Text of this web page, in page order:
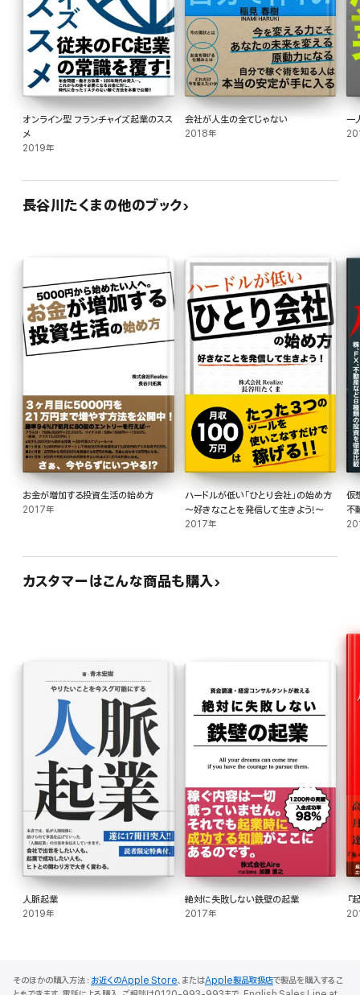
「起業」という選択肢を、
どこか他人事のように感じてしまいます。
僕たちには選択肢があります。
会社勤めをして働くという選択肢の他にも、
起業をして自由に働くという
とはいえ、
「起業したとして成功できるのだろうか」
そんな風に不安を感じるかもしれません。
本書は、会社員として働く毎日に
人生を大きく変えることができる
「起業」と言う選択肢についてお話しします。
起業を成功させるために必要なのは、
スキルや経験だけではありません。
成功することができます。
本書が「起業」という夢を叶えるきっかけになれば幸いです。
【目次】
はじめに
第1章:起業は「できるかどうか」ではなく「やる気次第」。
・僕が起業を目指そうと思ったきっかけ
・起業は理想の人生を叶える選択肢
・失敗すればするほど成功に近づいた!
オンライン型 フランチャイズ起業のスス
メ
2019年
会社が人生の全てじゃない
2018年
一
長谷川たくまの他のブック
お金が増加する投資生活の始め方
2017年
ハードルが低い「ひとり会社」の始め方
〜好きなことを発信して生きよう!〜
2017年
仮
不
カスタマーはこんな商品も購入
人脈起業
2019年
絶対に失敗しない鉄壁の起業
2017年
『
そのほかの購入方法： お近くのApple Store、またはApple製品取扱店で製品を購入するこ